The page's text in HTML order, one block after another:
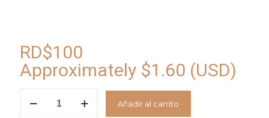
RD$100
Approximately $1.60 (USD)
Corazones
Añadir al carrito